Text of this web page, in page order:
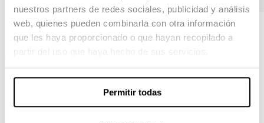
nuestros partners de redes sociales, publicidad y análisis
web, quienes pueden combinarla con otra información
que les haya proporcionado o que hayan recopilado a
Permitir todas
Kambá!
Documental
En un espacio de tránsito de personas migrantes en Barcelona, un
recuerdos de su viaje compartido, reflexionar sobre el sueño europeo